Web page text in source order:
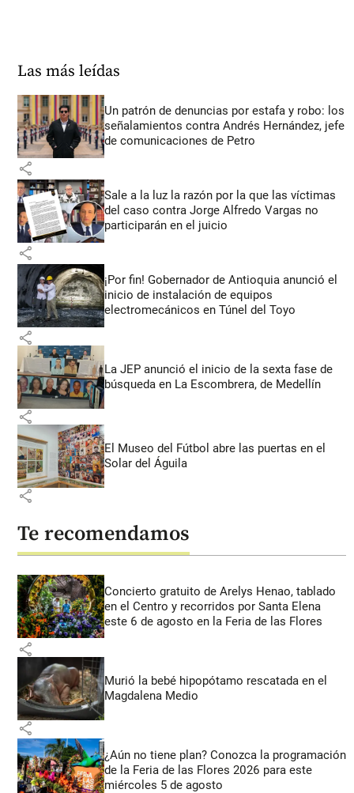
Las más leídas
Un patrón de denuncias por estafa y robo: los
señalamientos contra Andrés Hernández, jefe
de comunicaciones de Petro
share
Sale a la luz la razón por la que las víctimas
del caso contra Jorge Alfredo Vargas no
participarán en el juicio
share
¡Por fin! Gobernador de Antioquia anunció el
inicio de instalación de equipos
electromecánicos en Túnel del Toyo
share
La JEP anunció el inicio de la sexta fase de
búsqueda en La Escombrera, de Medellín
share
El Museo del Fútbol abre las puertas en el
Solar del Águila
share
Te recomendamos
Concierto gratuito de Arelys Henao, tablado
en el Centro y recorridos por Santa Elena
este 6 de agosto en la Feria de las Flores
share
Murió la bebé hipopótamo rescatada en el
Magdalena Medio
share
¿Aún no tiene plan? Conozca la programación
de la Feria de las Flores 2026 para este
miércoles 5 de agosto